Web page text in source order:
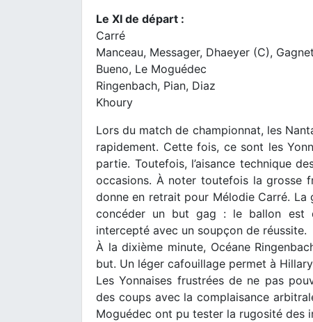
Le XI de départ :
Carré
Manceau, Messager, Dhaeyer (C), Gagnet
Bueno, Le Moguédec
Ringenbach, Pian, Diaz
Khoury
Lors du match de championnat, les
rapidement. Cette fois, ce sont les
partie. Toutefois, l’aisance technique
occasions. À noter toutefois la grosse
donne en retrait pour Mélodie Carré.
concéder un but gag : le ballon est
intercepté avec un soupçon de réussite.
À la dixième minute, Océane
but. Un léger cafouillage permet à
Les Yonnaises frustrées de ne pas
des coups avec la complaisance
Moguédec ont pu tester la rugosité des